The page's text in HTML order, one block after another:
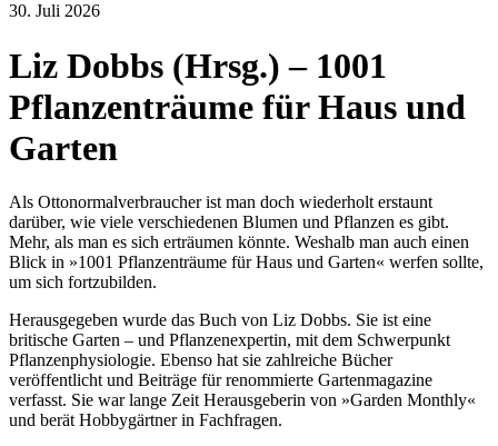
30. Juli 2026
Liz Dobbs (Hrsg.) – 1001
Pflanzenträume für Haus und
Garten
Als Ottonormalverbraucher ist man doch wiederholt erstaunt
darüber, wie viele verschiedenen Blumen und Pflanzen es gibt.
Mehr, als man es sich erträumen könnte. Weshalb man auch einen
Blick in »1001 Pflanzenträume für Haus und Garten« werfen sollte,
um sich fortzubilden.
Herausgegeben wurde das Buch von Liz Dobbs. Sie ist eine
britische Garten – und Pflanzenexpertin, mit dem Schwerpunkt
Pflanzenphysiologie. Ebenso hat sie zahlreiche Bücher
veröffentlicht und Beiträge für renommierte Gartenmagazine
verfasst. Sie war lange Zeit Herausgeberin von »Garden Monthly«
und berät Hobbygärtner in Fachfragen.